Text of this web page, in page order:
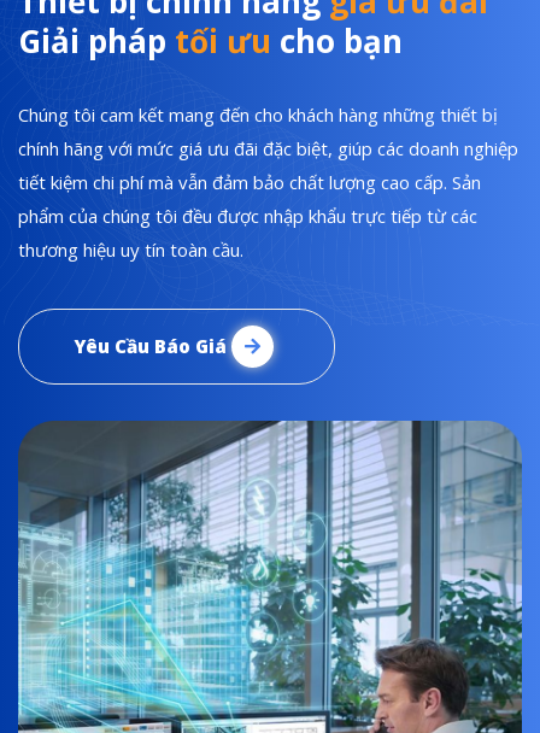
Giải pháp tối ưu cho bạn
Chúng tôi cam kết mang đến cho khách hàng những thiết bị
chính hãng với mức giá ưu đãi đặc biệt, giúp các doanh nghiệp
tiết kiệm chi phí mà vẫn đảm bảo chất lượng cao cấp. Sản
phẩm của chúng tôi đều được nhập khẩu trực tiếp từ các
thương hiệu uy tín toàn cầu.
Yêu Cầu Báo Giá